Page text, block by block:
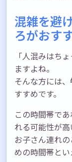
混雑を避
ろがおす
「人混みはち
ますよね。
そんな方には、
すすめです。
この時間帯で
れる可能性が高
お子さん連れ
めの時間帯とい